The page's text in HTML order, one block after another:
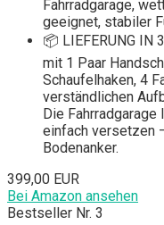
Fahrradgarage,
geeignet, stabiler
📦 LIEFERUNG IN
mit 1 Paar
Schaufelhaken, 4
verständlichen
Die
einfach versetzen
Bodenanker.
399,00 EUR
Bei Amazon ansehen
Bestseller Nr. 3